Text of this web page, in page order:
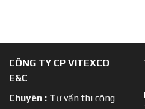
CÔNG TY CP VITEXCO
E&C
Chuyên : Tư vấn thi công